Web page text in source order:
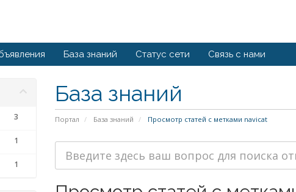
База знаний Статус сети Связь с нами
База знаний
Портал База знаний Просмотр статей с метками navicat
3
1
1